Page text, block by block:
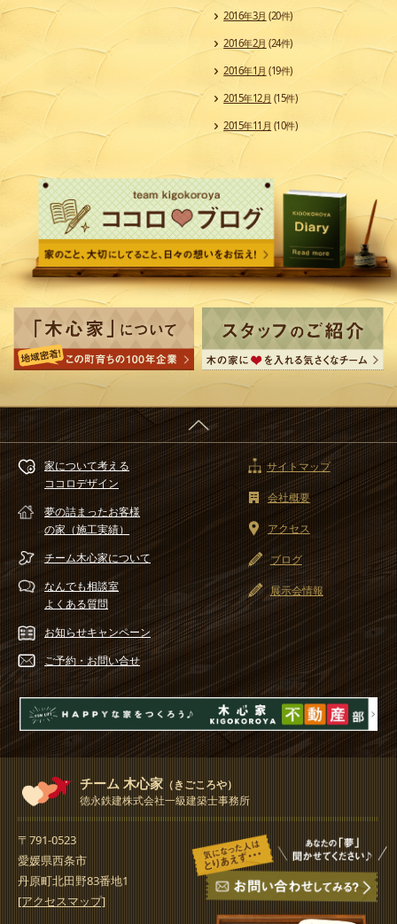
2016年3月 (20件)
2016年2月 (24件)
2016年1月 (19件)
2015年12月 (15件)
2015年11月 (10件)
家について考える
ココロデザイン
夢の詰まったお客様
の家（施工実績）
チーム木心家について
なんでも相談室
よくある質問
お知らせキャンペーン
ご予約・ お問い合せ
サイトマップ
会社概要
アクセス
ブログ
展示会情報
チーム 木心家 （きごころや）
徳永鉄建株式会社一級建築士事務所
〒791-0523
愛媛県西条市
丹原町北田野83番地1
[アクセスマップ]